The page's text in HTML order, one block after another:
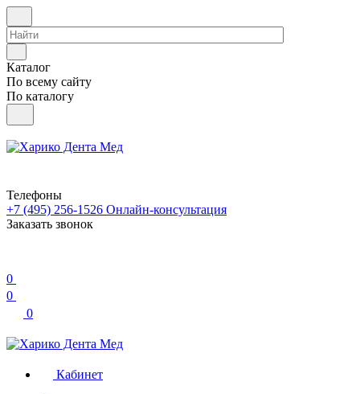
Каталог
По всему сайту
По каталогу
Телефоны
+7 (495) 256-1526 Онлайн-консультация
Заказать звонок
0
0
0
Кабинет